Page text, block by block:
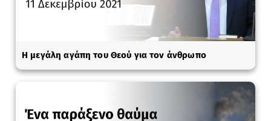
Η μεγάλη αγάπη του Θεού για τον άνθρωπο